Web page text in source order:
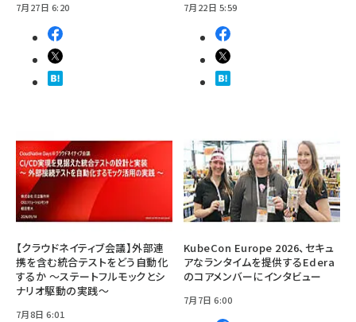
7月27日 6:20 7月22日 5:59
【クラウドネイティブ会議】外部連
携を含む統合テストをどう自動化
するか ～ステートフルモックとシ
ナリオ駆動の実践～
7月8日 6:01
KubeCon Europe 2026、セキュ
アなランタイムを提供するEdera
のコアメンバーにインタビュー
7月7日 6:00